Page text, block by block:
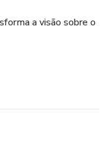
a visão sobre o